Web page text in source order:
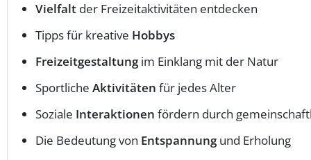
Vielfalt der Freizeitaktivitäten entdecken
Tipps für kreative Hobbys
Freizeitgestaltungim Einklang mit der Natur
Sportliche Aktivitäten für jedes Alter
Soziale Interaktionen fördern durch
Die Bedeutung von Entspannungund Erholung